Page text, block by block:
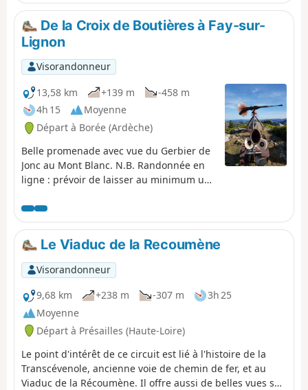
De la Croix de Boutières à Fay-sur-
Lignon
Visorandonneur
13,58 km
+139 m
-458 m
4h 15
Moyenne
Départ à Borée (Ardèche)
Belle promenade avec vue du Gerbier de
Jonc au Mont Blanc. N.B. Randonnée en
ligne : prévoir de laisser au minimum un
Le Viaduc de la Recoumène
Visorandonneur
9,68 km
+238 m -307 m
3h 25
Moyenne
Départ à Présailles (Haute-Loire)
Le point d'intérêt de ce circuit est lié à l'histoire de la
Transcévenole, ancienne voie de chemin de fer, et au
Viaduc de la Récoumène. Il offre aussi de belles vues sur